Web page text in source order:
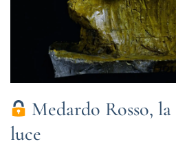
Medardo Rosso,
luce